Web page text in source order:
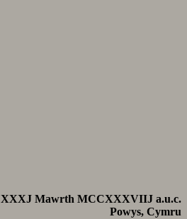
XXXJ Mawrth MCCXXXVIIJ a.u.c.
Powys, Cymru